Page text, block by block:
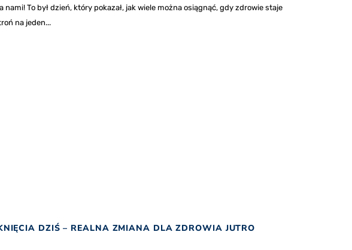
To był dzień, który pokazał, jak wiele można osiągnąć, gdy zdrowie staje
na jeden...
DZIŚ – REALNA ZMIANA DLA ZDROWIA JUTRO